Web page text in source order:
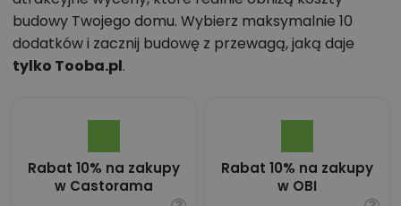
budowy Twojego domu. Wybierz maksymalnie 10
dodatków i zacznij budowę z przewagą, jaką daje
tylko Tooba.pl.
Rabat 10% na zakupy
w Castorama
Rabat 10% na zakupy
w OBI